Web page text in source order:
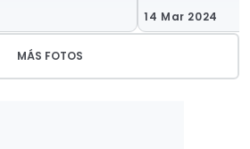
14 Mar 2024
MÁS FOTOS